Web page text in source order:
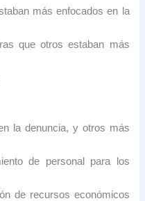
más enfocados en la
que otros estaban más
la denuncia, y otros más
de personal para los
de recursos económicos